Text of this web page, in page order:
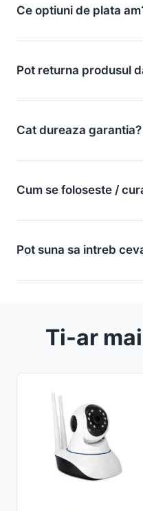
Ce optiuni de plata
Pot returna produsul
Cat dureaza garantia?
Cum se foloseste /
Pot suna sa intreb
Ti-ar